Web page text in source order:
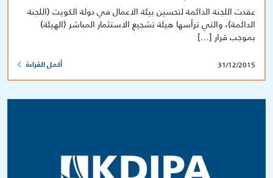
عقدت اللجنة الدائمة لتحسين بيئة الاعمال في دولة الكويت (اللجنة
الدائمة)، والتي ترأسها هيئة تشجيع الاستثمار المباشر (الهيئة)
بموجب قرار […]
31/12/2015 أكمل القراءة